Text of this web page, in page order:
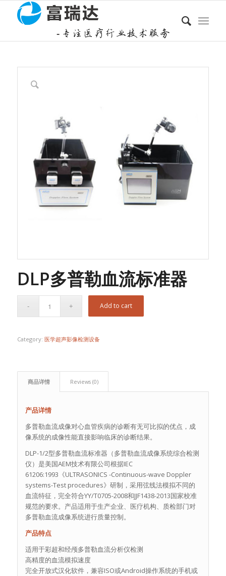
DLP多普勒血流标准器
Add to cart
Category: 医学超声影像检测设备
商品详情 Reviews (0)
产品详情
多普勒血流成像对心血管疾病的诊断有无可比拟的优点，成
像系统的成像性能直接影响临床的诊断结果。
DLP-1/2型多普勒血流标准器（多普勒血流成像系统综合检测
仪）是美国AEM技术有限公司根据IEC
61206:1993《ULTRASONICS -Continuous-wave Doppler
systems-Test procedures》研制，采用弦线法模拟不同的
血流特征，完全符合YY/T0705-2008和JJF1438-2013国家校准
规范的要求。产品适用于生产企业、医疗机构、质检部门对
多普勒血流成像系统进行质量控制。
产品特点
适用于彩超和经颅多普勒血流分析仪检测
高精度的血流模拟速度
完全开放式汉化软件，兼容ISO或Android操作系统的手机或